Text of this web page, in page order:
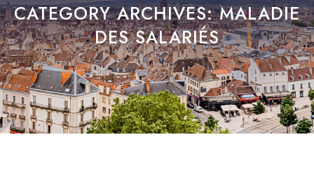
CATEGORY ARCHIVES:MALADIE
DES SALARIÉS